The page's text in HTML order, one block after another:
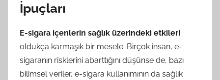
İpuçları
E-sigara içenlerin sağlık üzerindeki etkileri
oldukça karmaşık bir mesele. Birçok insan, e-
sigaranın risklerini abarttığını düşünse de, bazı
bilimsel veriler, e-sigara kullanımının da sağlık